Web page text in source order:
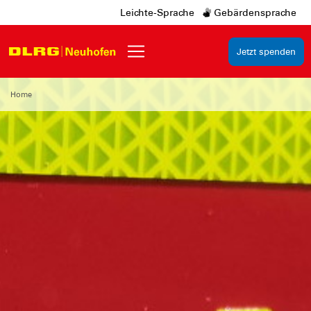
Leichte-Sprache Gebärdensprache
Jetzt spenden
Home